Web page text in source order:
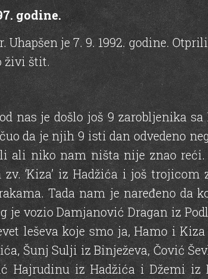
godine.
je 7. 9. 1992. godine.
živi štit.
nas je došlo još 9 zarobljenika
da je njih 9 isti dan odvedeno
niko nam ništa nije znao reći.
‘Kiza’ iz Hadžića i još
Tada nam je naređeno da
je vozio Damjanović Dragan iz
leševa koje smo ja, Hamo i
Šunj Sulji iz Binježeva, Čović
Hajrudinu iz Hadžića i Džemi